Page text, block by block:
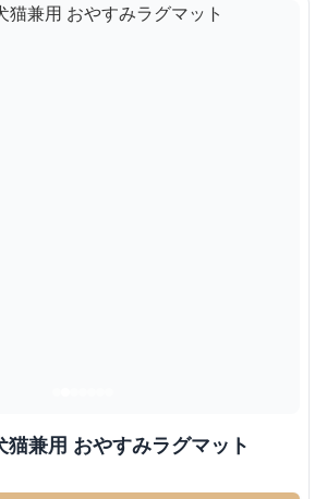
兼用 おやすみラグマット